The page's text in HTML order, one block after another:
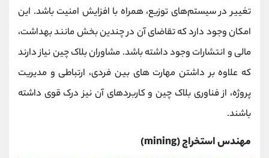
تغییر در سیستم‌های توزیع، همراه با افزایش امنیت باشد. این
امکان وجود دارد که تقاضای آن در چندین بخش مانند بهداشت،
مالی و انتشارات وجود داشته باشد. مشاوران بلاک چین نیاز دارند
که علاوه بر داشتن مهارت های بین فردی، ارتباطی و مدیریت
پروژه، از فناوری بلاک چین و کاربردهای آن نیز درک قوی داشته
باشند.
مهندس استخراج (mining)